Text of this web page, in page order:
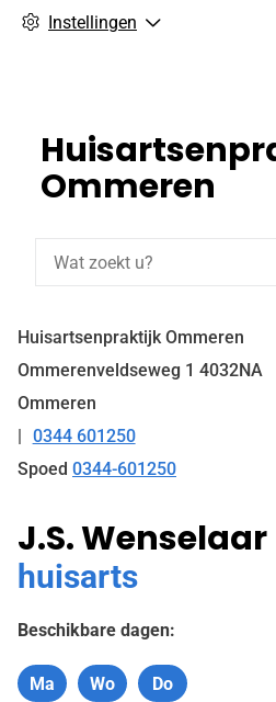
Instellingen
Ommeren
Huisartsenpraktijk Ommeren
Ommerenveldseweg 1 4032NA
Ommeren
Tel:
0344 601250
Spoed 0344-601250
J.S. Wenselaar
huisarts
Beschikbare dagen:
Maandag
Ma Woensdag
Wo Donderdag
Do